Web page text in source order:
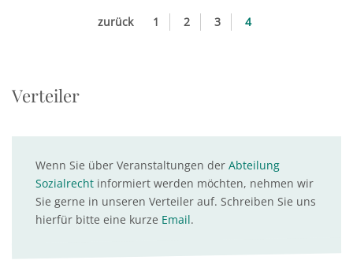
zurück 1 2 3 4
Verteiler
Wenn Sie über Veranstaltungen der Abteilung
Sozialrecht informiert werden möchten, nehmen wir
Sie gerne in unseren Verteiler auf. Schreiben Sie uns
hierfür bitte eine kurze Email.